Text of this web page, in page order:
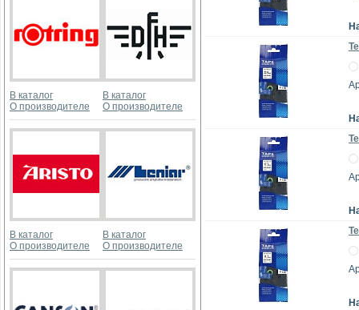
В каталог
О производителе
В каталог
О производителе
В каталог
О производителе
В каталог
О производителе